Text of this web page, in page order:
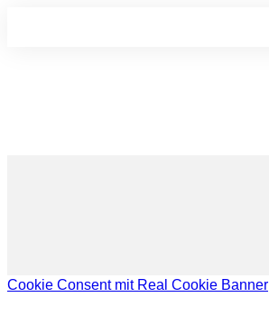
Cookie Consent mit Real Cookie Banner